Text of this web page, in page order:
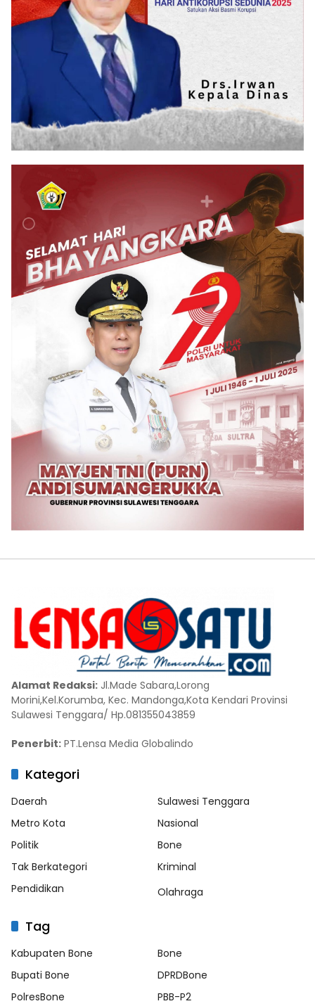
Alamat Redaksi: Jl.Made Sabara,Lorong
Morini,Kel.Korumba, Kec. Mandonga,Kota Kendari Provinsi
Sulawesi Tenggara/ Hp.081355043859
Penerbit: PT.Lensa Media Globalindo
Kategori
Daerah
Sulawesi Tenggara
Metro Kota
Nasional
Politik
Bone
Tak Berkategori
Kriminal
Pendidikan
Olahraga
Tag
Kabupaten Bone
Bone
Bupati Bone
DPRDBone
PolresBone
PBB-P2